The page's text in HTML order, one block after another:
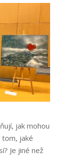
jak mohou
jaké
Je jiné než